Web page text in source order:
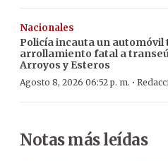
Nacionales
Policía incauta un automóvil
arrollamiento fatal a
Arroyos y Esteros
Agosto 8, 2026 06:52 p. m. ·
Notas más leídas